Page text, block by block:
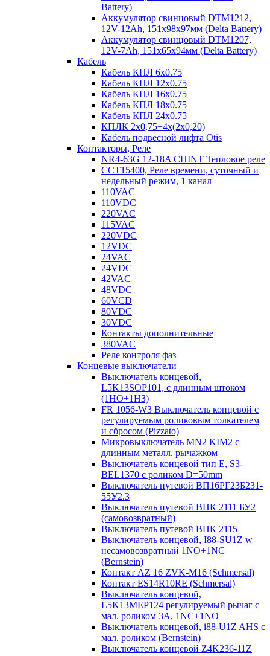
Battery)
Аккумулятор свинцовый DTM1212,
12V-12Ah, 151х98х97мм (Delta Battery)
Аккумулятор свинцовый DTM1207,
12V-7Ah, 151х65х94мм (Delta Battery)
Кабель
Кабель КПЛ 6х0.75
Кабель КПЛ 12х0.75
Кабель КПЛ 16х0.75
Кабель КПЛ 18х0.75
Кабель КПЛ 24х0.75
КПЛК 2х0,75+4х(2х0,20)
Кабель подвесной лифта Otis
Контакторы, Реле
NR4-63G 12-18A CHINT Тепловое реле
CCT15400, Реле времени, суточный и
недельный режим, 1 канал
110VAC
110VDC
220VAC
115VAC
220VDC
12VDC
24VAC
24VDC
42VAC
48VDC
60VCD
80VDC
30VDC
Контакты дополнительные
380VAC
Реле контроля фаз
Концевые выключатели
Выключатель концевой,
L5K13SOP101, с длинным штоком
(1НО+1НЗ)
FR 1056-W3 Выключатель концевой с
регулируемым роликовым толкателем
и сбросом (Pizzato)
Микровыключатель MN2 KIM2 с
длинным металл. рычажком
Выключатель концевой тип Е, S3-
BEL1370 с роликом D=50mm
Выключатель путевой ВП16РГ23Б231-
55У2.3
Выключатель путевой ВПК 2111 БУ2
(самовозвратный)
Выключатель путевой ВПК 2115
Выключатель концевой, I88-SU1Z w
несамовозвратный 1NO+1NC
(Bernstein)
Контакт AZ 16 ZVK-M16 (Schmersal)
Контакт ES14R10RE (Schmersal)
Выключатель концевой,
L5K13MEP124 регулируемый рычаг с
мал. роликом 3А, 1NC+1NO
Выключатель концевой, i88-U1Z AHS с
мал. роликом (Bernstein)
Выключатель концевой Z4K236-11Z